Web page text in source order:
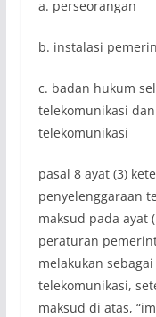
a. perseorangan
b. instalasi
c. badan hukum
telekomunikasi
telekomunikasi
pasal 8 ayat (3)
penyelenggaraan
maksud pada ayat
peraturan
melakukan
telekomunikasi,
maksud di atas,